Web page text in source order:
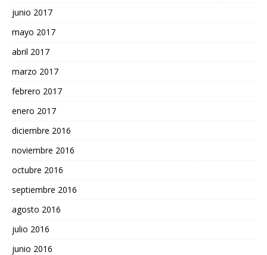
junio 2017
mayo 2017
abril 2017
marzo 2017
febrero 2017
enero 2017
diciembre 2016
noviembre 2016
octubre 2016
septiembre 2016
agosto 2016
julio 2016
junio 2016